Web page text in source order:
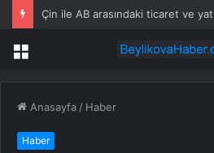
Menü
Anasayfa / Haber
Haber